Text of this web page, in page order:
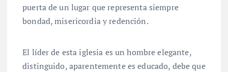
puerta de un lugar que representa siempre
bondad, misericordia y redención.
El líder de esta iglesia es un hombre elegante,
distinguido, aparentemente es educado, debe que